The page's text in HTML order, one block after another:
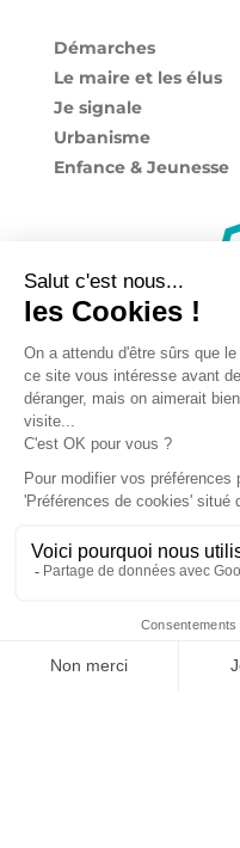
Démarches
Le maire et les élus
Je signale
Urbanisme
Enfance & Jeunesse